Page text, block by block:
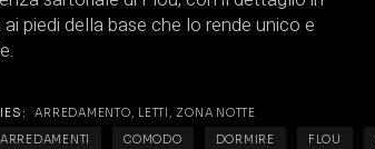
ai piedi della base che lo rende unico e
ARREDAMENTO, LETTI , ZONA NOTTE
ARREDAMENTI COMODO DORMIRE FLOU